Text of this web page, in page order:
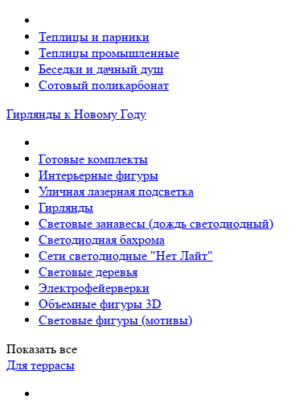
Теплицы и парники
Теплицы промышленные
Беседки и дачный душ
Сотовый поликарбонат
Гирлянды к Новому Году
Готовые комплекты
Интерьерные фигуры
Уличная лазерная подсветка
Гирлянды
Световые занавесы (дождь светодиодный)
Светодиодная бахрома
Сети светодиодные "Нет Лайт"
Световые деревья
Электрофейерверки
Объемные фигуры 3D
Световые фигуры (мотивы)
Показать все
Для террасы